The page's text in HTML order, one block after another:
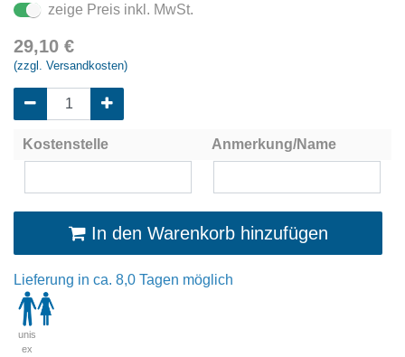
zeige Preis inkl. MwSt.
29,10 €
(zzgl. Versandkosten)
Kostenstelle Anmerkung/Name
In den Warenkorb hinzufügen
Lieferung in ca. 8,0 Tagen möglich
unis
ex